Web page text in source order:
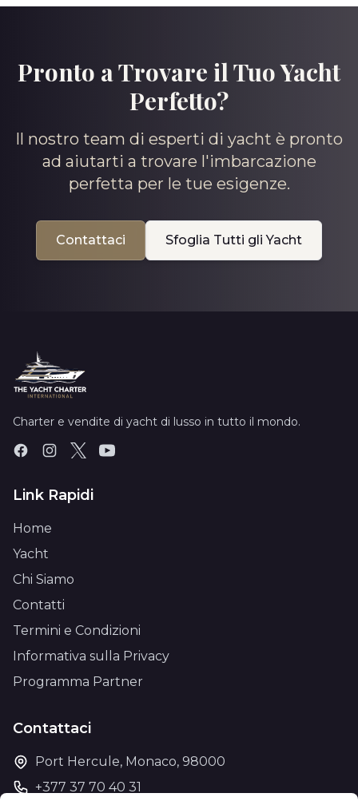
Pronto a Trovare il Tuo Yacht
Perfetto?
Il nostro team di esperti di yacht è pronto
ad aiutarti a trovare l'imbarcazione
perfetta per le tue esigenze.
Contattaci Sfoglia Tutti gli Yacht
Charter e vendite di yacht di lusso in tutto il mondo.
Link Rapidi
Home
Yacht
Chi Siamo
Contatti
Termini e Condizioni
Informativa sulla Privacy
Programma Partner
Contattaci
Port Hercule, Monaco, 98000
+377 37 70 40 31